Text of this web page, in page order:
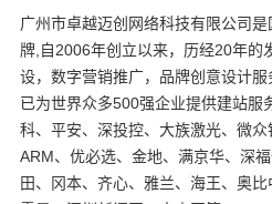
广州市卓越迈创网络科技有限公司
牌,自2006年创立以来，历经20年的
设，数字营销推广，品牌创意设计服
已为世界众多500强企业提供建站服
科、平安、深投控、大族激光、微众
ARM、优必选、金地、满京华、深
田、冈本、齐心、雅兰、海王、奥比